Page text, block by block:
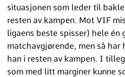
situasjonen som leder til
resten av kampen. Mot VIF
ligaens beste spisser) hele én
matchavgjørende, men så
han i resten av kampen. I
som med litt marginer kunne